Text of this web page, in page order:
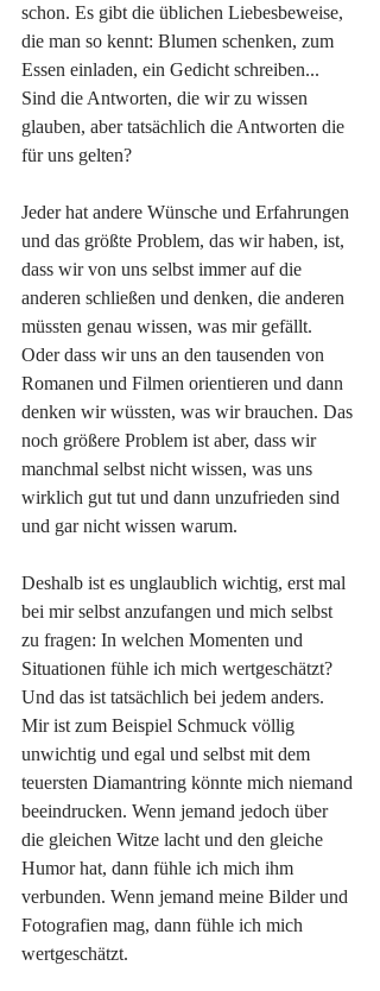
schon. Es gibt die üblichen Liebesbeweise,
die man so kennt: Blumen schenken, zum
Essen einladen, ein Gedicht schreiben...
Sind die Antworten, die wir zu wissen
glauben, aber tatsächlich die Antworten die
für uns gelten?
Jeder hat andere Wünsche und Erfahrungen
und das größte Problem, das wir haben, ist,
dass wir von uns selbst immer auf die
anderen schließen und denken, die anderen
müssten genau wissen, was mir gefällt.
Oder dass wir uns an den tausenden von
Romanen und Filmen orientieren und dann
denken wir wüssten, was wir brauchen. Das
noch größere Problem ist aber, dass wir
manchmal selbst nicht wissen, was uns
wirklich gut tut und dann unzufrieden sind
und gar nicht wissen warum.
Deshalb ist es unglaublich wichtig, erst mal
bei mir selbst anzufangen und mich selbst
zu fragen: In welchen Momenten und
Situationen fühle ich mich wertgeschätzt?
Und das ist tatsächlich bei jedem anders.
Mir ist zum Beispiel Schmuck völlig
unwichtig und egal und selbst mit dem
teuersten Diamantring könnte mich niemand
beeindrucken. Wenn jemand jedoch über
die gleichen Witze lacht und den gleiche
Humor hat, dann fühle ich mich ihm
verbunden. Wenn jemand meine Bilder und
Fotografien mag, dann fühle ich mich
wertgeschätzt.